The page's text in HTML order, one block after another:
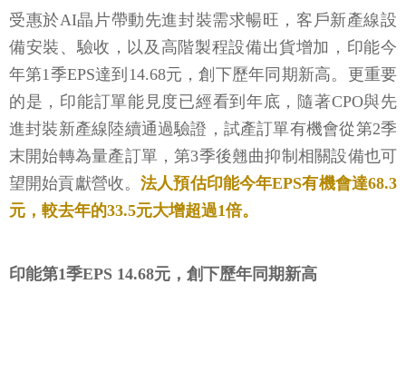
受惠於AI晶片帶動先進封裝需求暢旺，客戶新產線設
備安裝、驗收，以及高階製程設備出貨增加，印能今
年第1季EPS達到14.68元，創下歷年同期新高。更重要
的是，印能訂單能見度已經看到年底，隨著CPO與先
進封裝新產線陸續通過驗證，試產訂單有機會從第2季
末開始轉為量產訂單，第3季後翹曲抑制相關設備也可
望開始貢獻營收。法人預估印能今年EPS有機會達68.3
元，較去年的33.5元大增超過1倍。
印能第1季EPS 14.68元，創下歷年同期新高